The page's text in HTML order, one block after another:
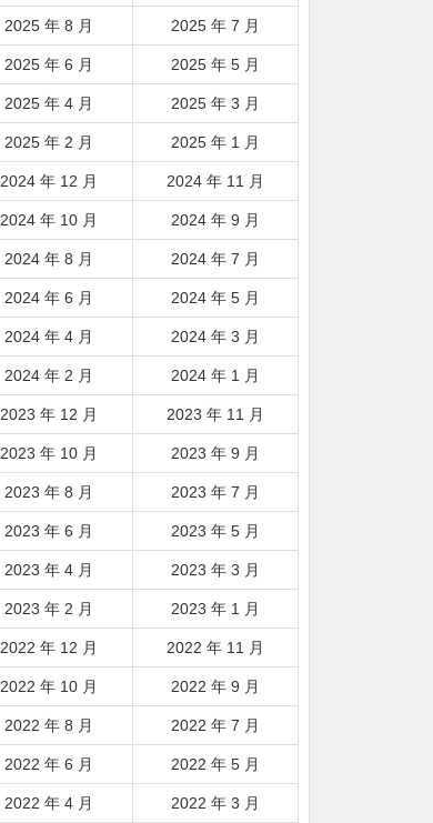
2025 年 8 月 2025 年 7 月
2025 年 6 月 2025 年 5 月
2025 年 4 月 2025 年 3 月
2025 年 2 月 2025 年 1 月
2024 年 12 月 2024 年 11 月
2024 年 10 月 2024 年 9 月
2024 年 8 月 2024 年 7 月
2024 年 6 月 2024 年 5 月
2024 年 4 月 2024 年 3 月
2024 年 2 月 2024 年 1 月
2023 年 12 月 2023 年 11 月
2023 年 10 月 2023 年 9 月
2023 年 8 月 2023 年 7 月
2023 年 6 月 2023 年 5 月
2023 年 4 月 2023 年 3 月
2023 年 2 月 2023 年 1 月
2022 年 12 月 2022 年 11 月
2022 年 10 月 2022 年 9 月
2022 年 8 月 2022 年 7 月
2022 年 6 月 2022 年 5 月
2022 年 4 月 2022 年 3 月